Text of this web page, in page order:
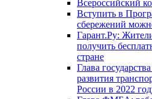
Всероссийский
Вступить в
сбережений
Гарант.Ру:
получить
стране
Глава
развития
России в 2022